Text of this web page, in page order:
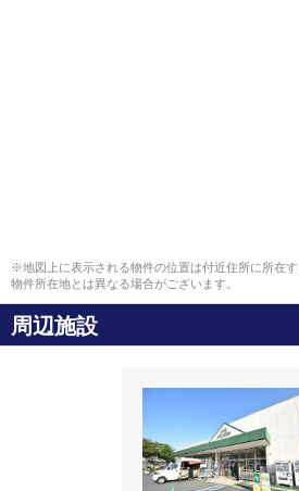
※地図上に表示される物件の位置は付近住所に所在
物件所在地とは異なる場合がございます。
周辺施設